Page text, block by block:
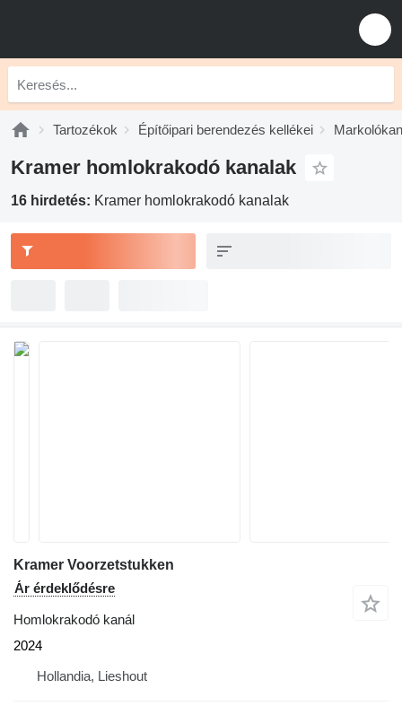
Tartozékok Építőipari berendezés kellékei
Kramer homlokrakodó kanalak
16 hirdetés: Kramer homlokrakodó kanalak
Kramer Voorzetstukken
Ár érdeklődésre
Homlokrakodó kanál
2024
Hollandia, Lieshout